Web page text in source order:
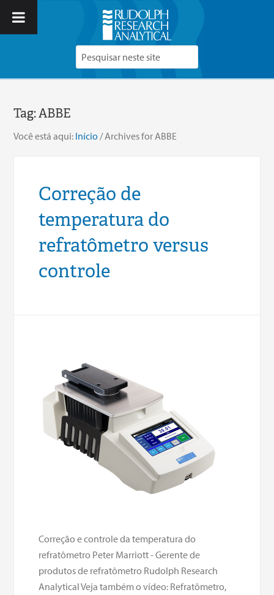
Tag:ABBE
Você está aqui: Início /Archives for ABBE
Correção de
temperatura do
refratômetro versus
controle
Correção e controle da temperatura do
refratômetro Peter Marriott - Gerente de
produtos de refratômetro Rudolph Research
Analytical Veja também o vídeo: Refratômetro,